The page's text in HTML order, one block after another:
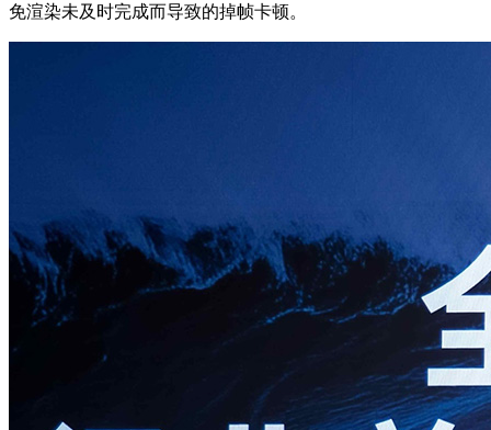
免渲染未及时完成而导致的掉帧卡顿。